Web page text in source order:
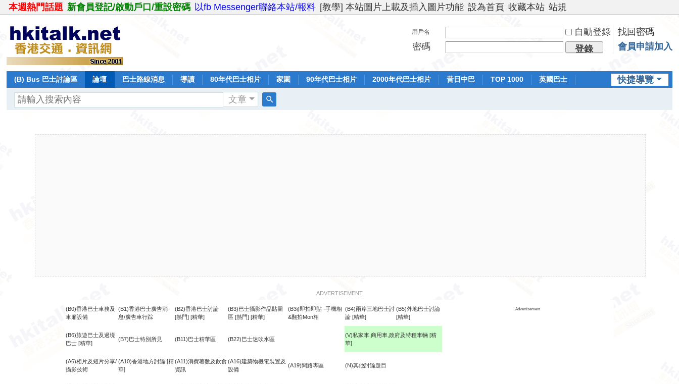
本週熱門話題 新會員登記/啟動戶口/重設密碼 以fb Messenger聯絡本站/報料 [教學] 本站圖片上載及插入圖片功能 設為首頁 收藏本站 站規
用戶名 自動登錄
找回密碼
密碼
登錄 會員申請加入
快捷導覽
(B) Bus 巴士討論區 論壇 巴士路線消息 導讀 80年代巴士相片 家園 90年代巴士相片 2000年代巴士相片 昔日中巴 TOP 1000
英國巴士
文章
ADVERTISEMENT
(B0)香港巴士車務及
車廂設備
(B1)香港巴士廣告消
息/廣告車行踪
(B2)香港巴士討論
[熱門] [精華]
(B3)巴士攝影作品貼圖
區 [熱門] [精華]
(B3i)即拍即貼 -手機相
&翻拍Mon相
(B4)兩岸三地巴士討
論 [精華]
(B5)外地巴士討論
[精華]
Advertisement
(B6)旅遊巴士及過境
巴士 [精華]
(B7)巴士特別所見 (B11)巴士精華區 (B22)巴士迷吹水區
(V)私家車,商用車,政府及特種車輛 [精
華]
(A6)相片及短片分享/
攝影技術
(A10)香港地方討論 [精
華]
(A11)消費著數及飲食
資訊
(A16)建築物機電裝置及
設備
(A19)問路專區 (N)其他討論題目